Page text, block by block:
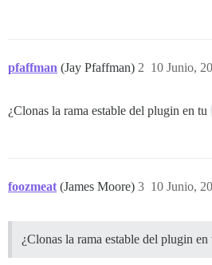
pfaffman (Jay Pfaffman) 10 Junio,
2
¿Clonas la rama estable del plugin en tu
foozmeat (James Moore) 10 Junio,
3
¿Clonas la rama estable del plugin en